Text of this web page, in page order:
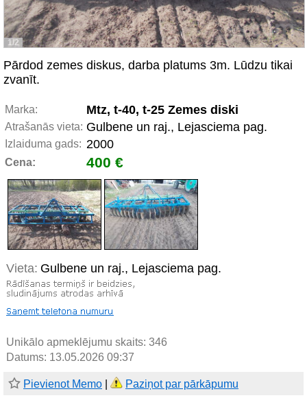
1/2
Pārdod zemes diskus, darba platums 3m. Lūdzu tikai
zvanīt.
Marka: Mtz, t-40, t-25 Zemes diski
Atrašanās vieta: Gulbene un raj., Lejasciema pag.
Izlaiduma gads: 2000
Cena: 400 €
Vieta: Gulbene un raj., Lejasciema pag.
Unikālo apmeklējumu skaits: 346
Datums: 13.05.2026 09:37
Pievienot Memo Paziņot par pārkāpumu